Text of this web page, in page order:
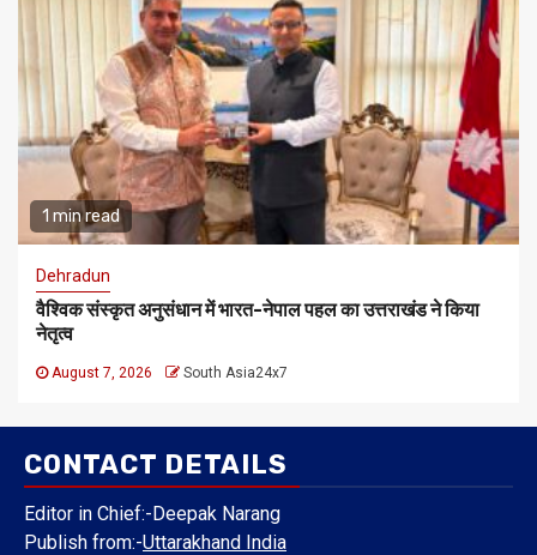
1 min read
Dehradun
वैश्विक संस्कृत अनुसंधान में भारत-नेपाल पहल का उत्तराखंड ने किया
नेतृत्व
August 7, 2026 South Asia24x7
CONTACT DETAILS
Editor in Chief:-Deepak Narang
Publish from:-Uttarakhand India